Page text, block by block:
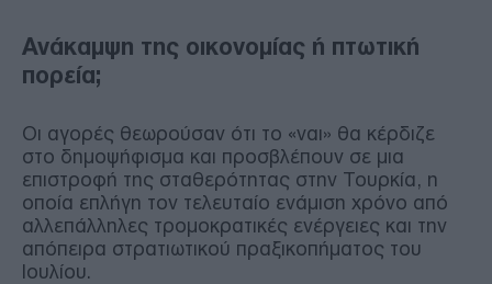
Ανάκαμψη της οικονομίας ή πτωτική
πορεία;
Οι αγορές θεωρούσαν ότι το «ναι» θα κέρδιζε
στο δημοψήφισμα και προσβλέπουν σε μια
επιστροφή της σταθερότητας στην Τουρκία, η
οποία επλήγη τον τελευταίο ενάμιση χρόνο από
αλλεπάλληλες τρομοκρατικές ενέργειες και την
απόπειρα στρατιωτικού πραξικοπήματος του
Ιουλίου.